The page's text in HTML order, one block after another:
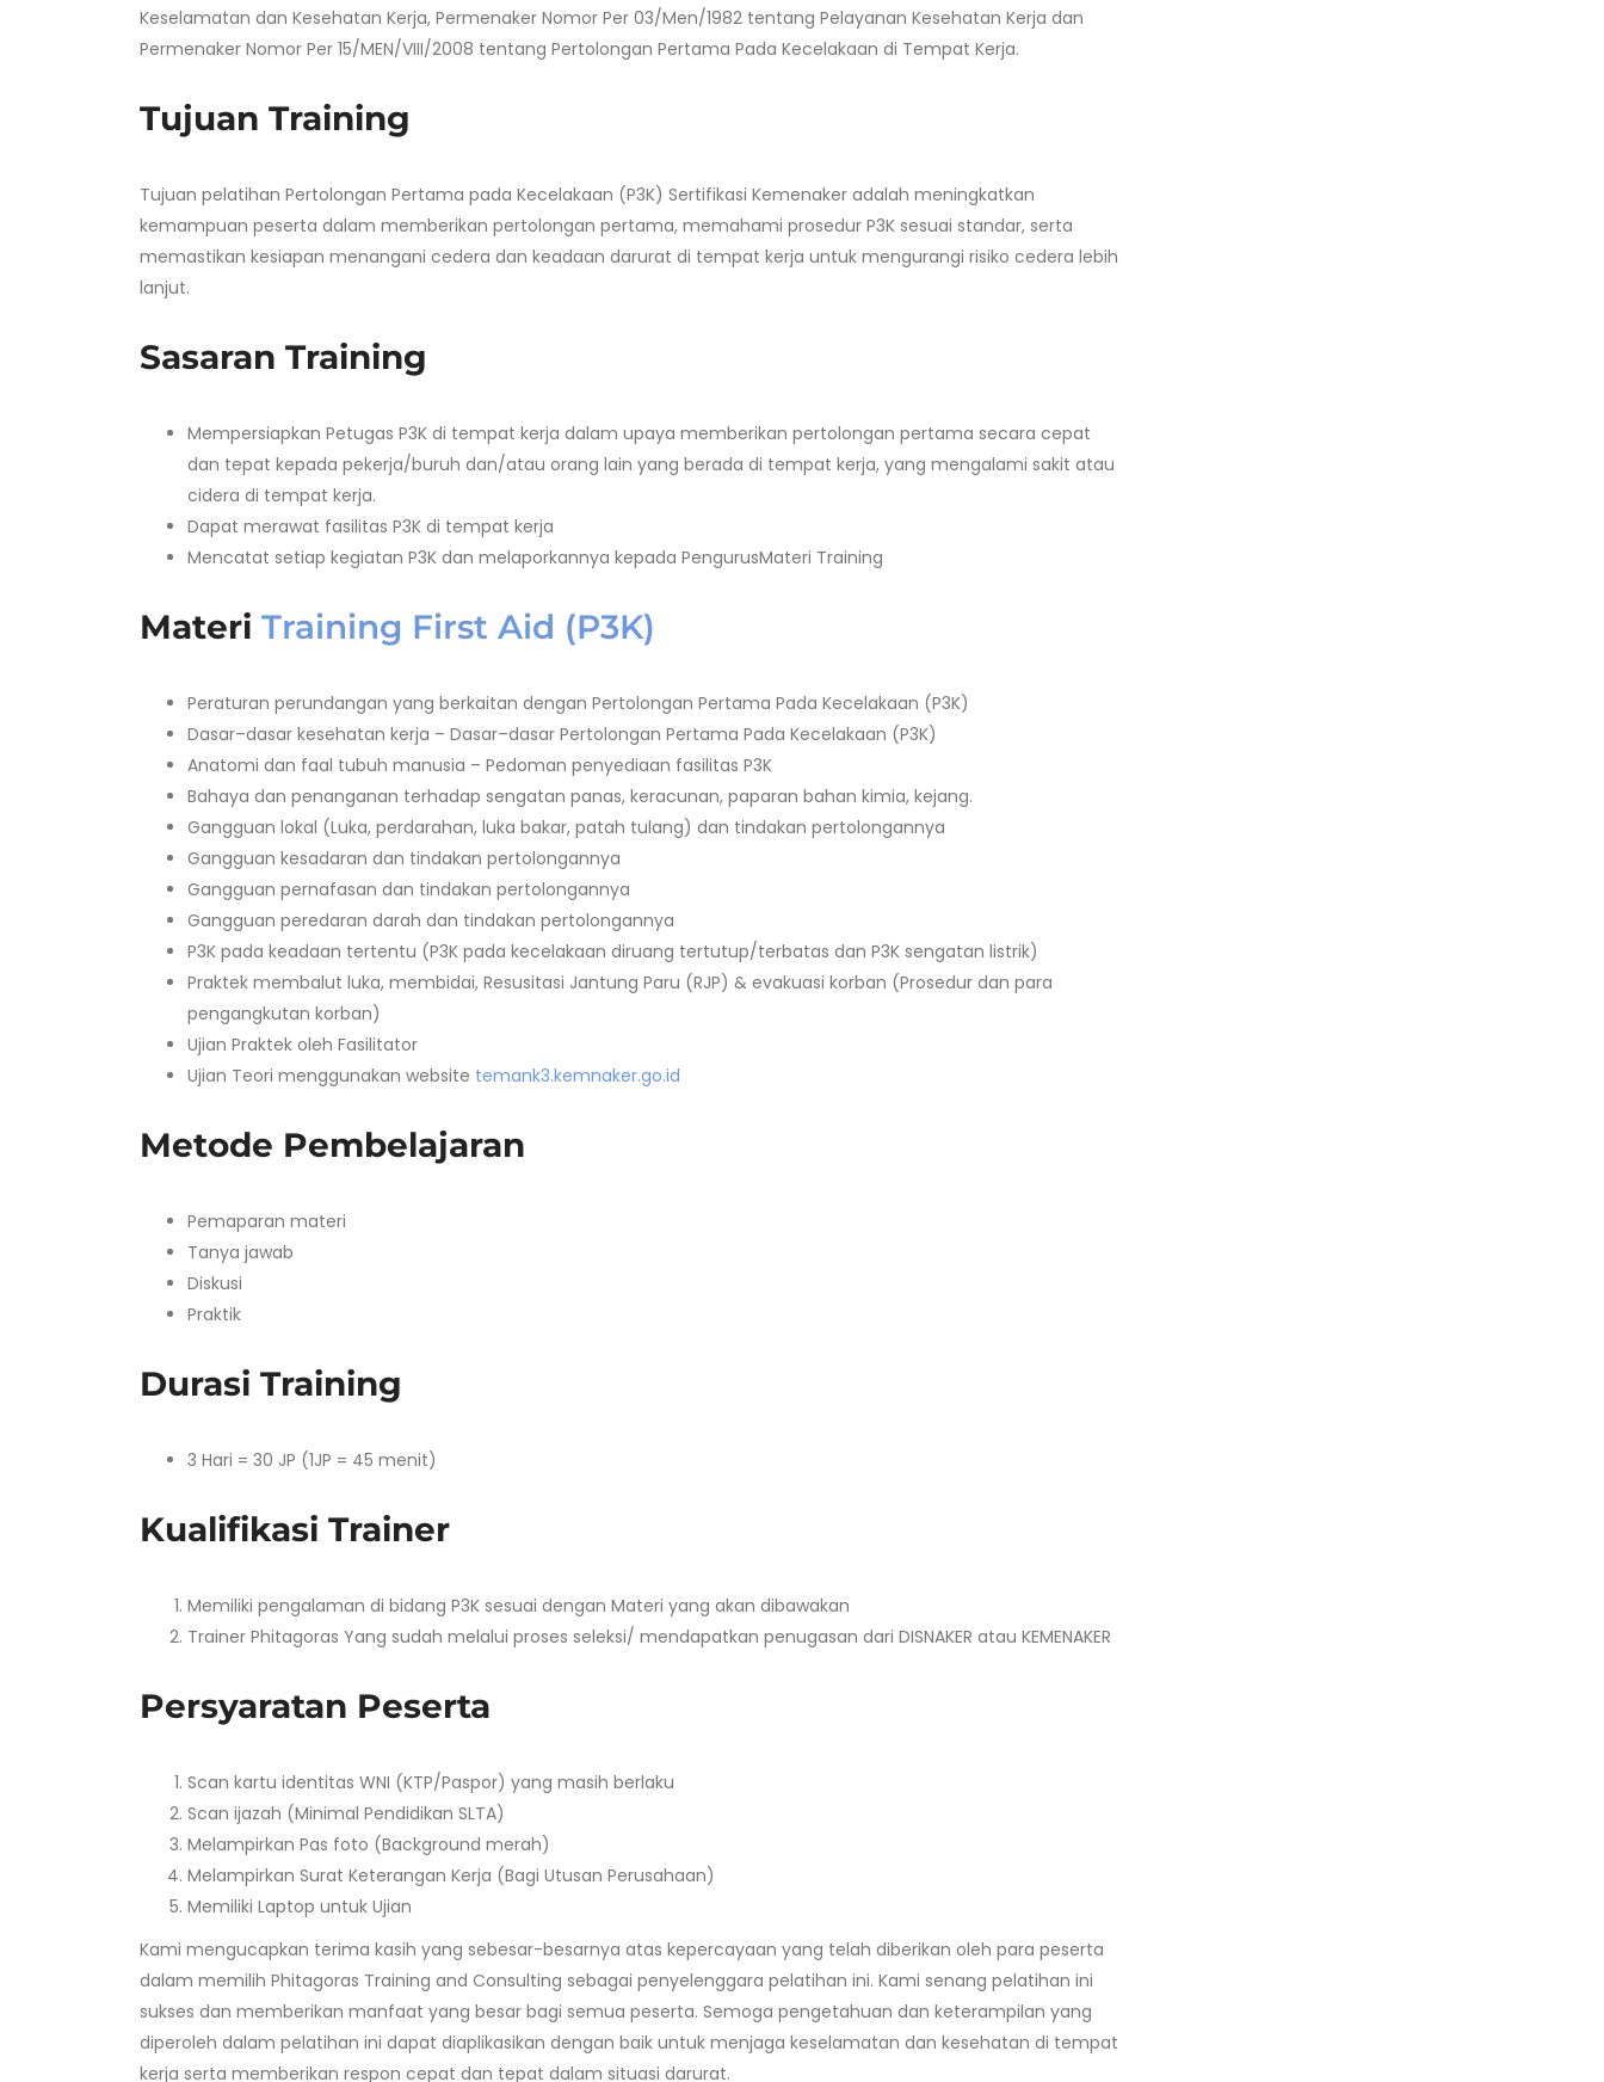
Keselamatan dan Kesehatan Kerja, Permenaker Nomor Per 03/Men/1982 tentang Pelayanan Kesehatan Kerja dan
Permenaker Nomor Per 15/MEN/VIII/2008 tentang Pertolongan Pertama Pada Kecelakaan di Tempat Kerja.
Tujuan Training
Tujuan pelatihan Pertolongan Pertama pada Kecelakaan (P3K) Sertifikasi Kemenaker adalah meningkatkan
kemampuan peserta dalam memberikan pertolongan pertama, memahami prosedur P3K sesuai standar, serta
memastikan kesiapan menangani cedera dan keadaan darurat di tempat kerja untuk mengurangi risiko cedera lebih
lanjut.
Sasaran Training
Mempersiapkan Petugas P3K di tempat kerja dalam upaya memberikan pertolongan pertama secara cepat
dan tepat kepada pekerja/buruh dan/atau orang lain yang berada di tempat kerja, yang mengalami sakit atau
cidera di tempat kerja.
Dapat merawat fasilitas P3K di tempat kerja
Mencatat setiap kegiatan P3K dan melaporkannya kepada PengurusMateri Training
Materi Training First Aid (P3K)
Peraturan perundangan yang berkaitan dengan Pertolongan Pertama Pada Kecelakaan (P3K)
Dasar–dasar kesehatan kerja – Dasar–dasar Pertolongan Pertama Pada Kecelakaan (P3K)
Anatomi dan faal tubuh manusia – Pedoman penyediaan fasilitas P3K
Bahaya dan penanganan terhadap sengatan panas, keracunan, paparan bahan kimia, kejang.
Gangguan lokal (Luka, perdarahan, luka bakar, patah tulang) dan tindakan pertolongannya
Gangguan kesadaran dan tindakan pertolongannya
Gangguan pernafasan dan tindakan pertolongannya
Gangguan peredaran darah dan tindakan pertolongannya
P3K pada keadaan tertentu (P3K pada kecelakaan diruang tertutup/terbatas dan P3K sengatan listrik)
Praktek membalut luka, membidai, Resusitasi Jantung Paru (RJP) & evakuasi korban (Prosedur dan para
pengangkutan korban)
Ujian Praktek oleh Fasilitator
Ujian Teori menggunakan website temank3.kemnaker.go.id
Metode Pembelajaran
Pemaparan materi
Tanya jawab
Diskusi
Praktik
Durasi Training
3 Hari = 30 JP (1JP = 45 menit)
Kualifikasi Trainer
Memiliki pengalaman di bidang P3K sesuai dengan Materi yang akan dibawakan
Trainer Phitagoras Yang sudah melalui proses seleksi/ mendapatkan penugasan dari DISNAKER atau KEMENAKER
Persyaratan Peserta
Scan kartu identitas WNI (KTP/Paspor) yang masih berlaku
Scan ijazah (Minimal Pendidikan SLTA)
Melampirkan Pas foto (Background merah)
Melampirkan Surat Keterangan Kerja (Bagi Utusan Perusahaan)
Memiliki Laptop untuk Ujian
Kami mengucapkan terima kasih yang sebesar-besarnya atas kepercayaan yang telah diberikan oleh para peserta
dalam memilih Phitagoras Training and Consulting sebagai penyelenggara pelatihan ini. Kami senang pelatihan ini
sukses dan memberikan manfaat yang besar bagi semua peserta. Semoga pengetahuan dan keterampilan yang
diperoleh dalam pelatihan ini dapat diaplikasikan dengan baik untuk menjaga keselamatan dan kesehatan di tempat
kerja serta memberikan respon cepat dan tepat dalam situasi darurat.